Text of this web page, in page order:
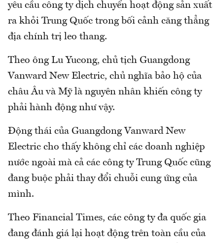
yêu cầu công ty dịch chuyển hoạt động sản xuất
ra khỏi Trung Quốc trong bối cảnh căng thẳng
địa chính trị leo thang.
Theo ông Lu Yucong, chủ tịch Guangdong
Vanward New Electric, chủ nghĩa bảo hộ của
châu Âu và Mỹ là nguyên nhân khiến công ty
phải hành động như vậy.
Động thái của Guangdong Vanward New
Electric cho thấy không chỉ các doanh nghiệp
nước ngoài mà cả các công ty Trung Quốc cũng
đang buộc phải thay đổi chuỗi cung ứng của
mình.
Theo Financial Times, các công ty đa quốc gia
đang đánh giá lại hoạt động trên toàn cầu của